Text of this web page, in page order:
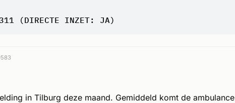
(DIRECTE INZET: JA)
in Tilburg deze maand. Gemiddeld komt de ambulance